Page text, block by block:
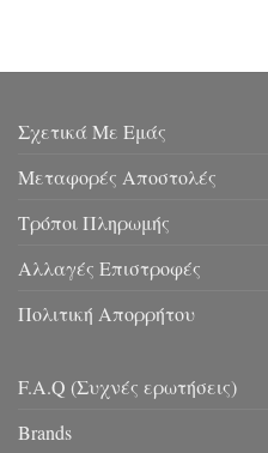
Σχετικά Με Εμάς
Μεταφορές Αποστολές
Τρόποι Πληρωμής
Αλλαγές Επιστροφές
Πολιτική Απορρήτου
F.A.Q (Συχνές ερωτήσεις)
Brands